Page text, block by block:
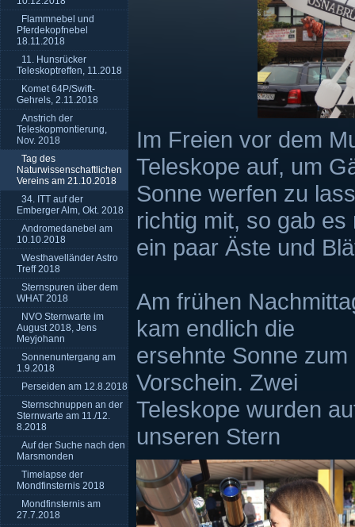
Flammnebel und
Pferdekopfnebel
18.11.2018
11. Hunsrücker
Teleskoptreffen, 11.2018
Komet 64P/Swift-
Gehrels, 2.11.2018
Anstrich der
Teleskopmontierung,
Nov. 2018
Tag des
Naturwissenschaftlichen
Vereins am 21.10.2018
34. ITT auf der
Emberger Alm, Okt. 2018
Andromedanebel am
10.10.2018
Westhavelländer Astro
Treff 2018
Sternspuren über dem
WHAT 2018
NVO Sternwarte im
August 2018, Jens
Meyjohann
Sonnenuntergang am
1.9.2018
Perseiden am 12.8.2018
Sternschnuppen an der
Sternwarte am 11./12.
8.2018
Auf der Suche nach den
Marsmonden
Timelapse der
Mondfinsternis 2018
Mondfinsternis am
27.7.2018
Im Freien vor dem
Teleskope auf, um
Sonne werfen zu
richtig mit, so gab
ein paar Äste und
Am frühen
kam endlich die
ersehnte Sonne zum
Vorschein. Zwei
Teleskope wurden
unseren Stern